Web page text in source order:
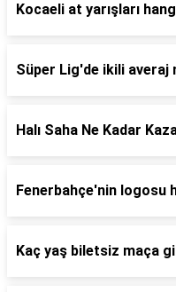
Kocaeli at yarışları
Süper Lig'de ikili averaj
Halı Saha Ne Kadar
Fenerbahçe'nin logosu
Kaç yaş biletsiz maça